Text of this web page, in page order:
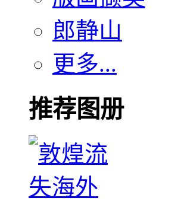
郎静山
更多...
推荐图册